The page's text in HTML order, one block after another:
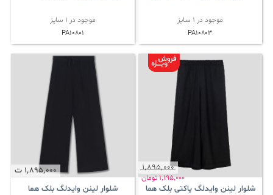
موجود در 1 سایز
PA10803
موجود در 1 سایز
PA10801
1٬895٬000
1٬195٬000تومان
شلوار لینن وایدلگ پاکتی بلک هما
1٬895٬000 ت
شلوار لینن وایدلگ بلک هما